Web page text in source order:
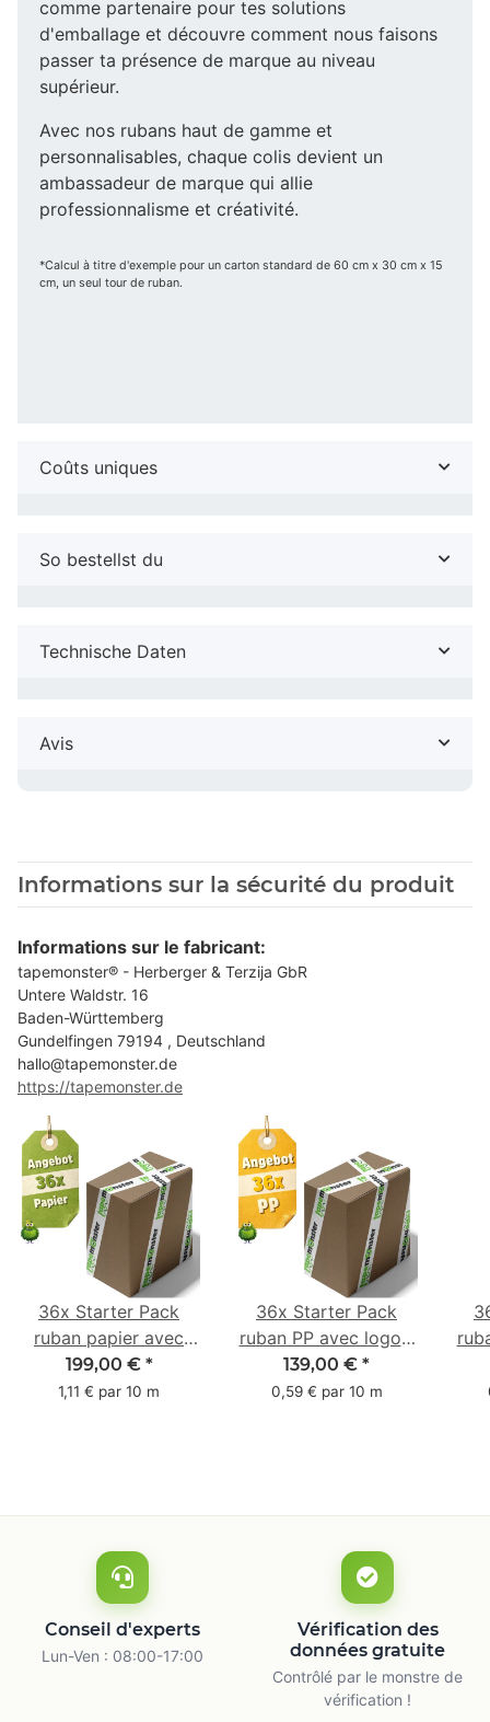
comme partenaire pour tes solutions
d'emballage et découvre comment nous faisons
passer ta présence de marque au niveau
supérieur.
Avec nos rubans haut de gamme et
personnalisables, chaque colis devient un
ambassadeur de marque qui allie
professionnalisme et créativité.
*Calcul à titre d'exemple pour un carton standard de 60 cm x 30 cm x 15
cm, un seul tour de ruban.
Coûts uniques
So bestellst du
Technische Daten
Avis
Informations sur la sécurité du produit
Informations sur le fabricant:
tapemonster® - Herberger & Terzija GbR
Untere Waldstr. 16
Baden-Württemberg
Gundelfingen 79194 , Deutschland
hallo@tapemonster.de
https://tapemonster.de
36x Starter Pack
ruban papier avec
logo - 1 couleur - 50
mm x 50 m -
199,00 € *
1,11 € par 10 m
36x Starter Pack
ruban PP avec logo -
1 couleur - 48 mm x
66 m
139,00 € *
0,59 € par 10 m
Conseil d'experts
Lun-Ven : 08:00-17:00
Vérification des
données gratuite
Contrôlé par le monstre de
vérification !